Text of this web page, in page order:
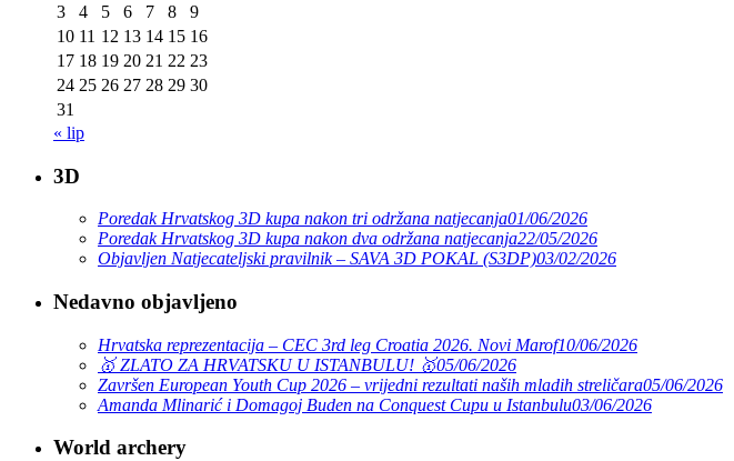
3
4 5 6 7 8
9
10 11 12 13 14 15 16
17 18 19 20 21 22 23
24 25 26 27 28 29 30
31
« lip
3D
Poredak Hrvatskog 3D kupa nakon tri održana natjecanja01/06/2026
Poredak Hrvatskog 3D kupa nakon dva održana natjecanja22/05/2026
Objavljen Natjecateljski pravilnik – SAVA 3D POKAL (S3DP)03/02/2026
Nedavno objavljeno
Hrvatska reprezentacija – CEC 3rd leg Croatia 2026. Novi Marof10/06/2026
🥇 ZLATO ZA HRVATSKU U ISTANBULU! 🥇05/06/2026
Završen European Youth Cup 2026 – vrijedni rezultati naših mladih streličara05/06/2026
Amanda Mlinarić i Domagoj Buden na Conquest Cupu u Istanbulu03/06/2026
World archery